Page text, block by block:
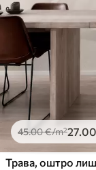
45.00€/m²27.00
Трава, оштро